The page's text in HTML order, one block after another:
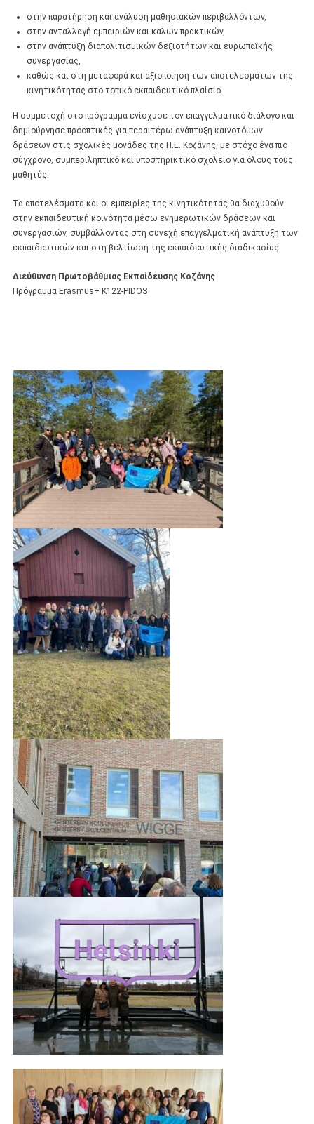
στην παρατήρηση και ανάλυση μαθησιακών περιβαλλόντων,
στην ανταλλαγή εμπειριών και καλών πρακτικών,
στην ανάπτυξη διαπολιτισμικών δεξιοτήτων και ευρωπαϊκής
συνεργασίας,
καθώς και στη μεταφορά και αξιοποίηση των αποτελεσμάτων της
κινητικότητας στο τοπικό εκπαιδευτικό πλαίσιο.
Η συμμετοχή στο πρόγραμμα ενίσχυσε τον επαγγελματικό διάλογο και
δημιούργησε προοπτικές για περαιτέρω ανάπτυξη καινοτόμων
δράσεων στις σχολικές μονάδες της Π.Ε. Κοζάνης, με στόχο ένα πιο
σύγχρονο, συμπεριληπτικό και υποστηρικτικό σχολείο για όλους τους
μαθητές.
Τα αποτελέσματα και οι εμπειρίες της κινητικότητας θα διαχυθούν
στην εκπαιδευτική κοινότητα μέσω ενημερωτικών δράσεων και
συνεργασιών, συμβάλλοντας στη συνεχή επαγγελματική ανάπτυξη των
εκπαιδευτικών και στη βελτίωση της εκπαιδευτικής διαδικασίας.
Διεύθυνση Πρωτοβάθμιας Εκπαίδευσης Κοζάνης
Πρόγραμμα Erasmus+ Κ122-PIDOS